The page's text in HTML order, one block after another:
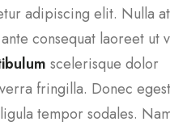
adipiscing elit. Nulla at
consequat laoreet ut
scelerisque dolor
fringilla. Donec
tempor sodales.